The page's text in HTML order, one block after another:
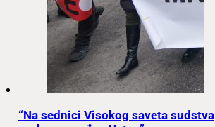
“Na sednici Visokog saveta sudstva